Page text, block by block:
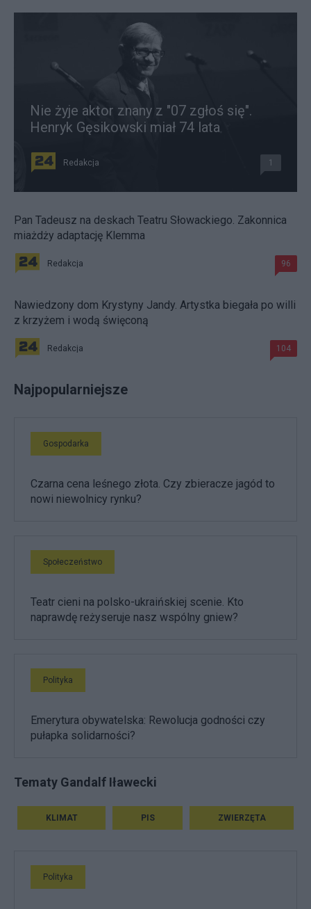
Nie żyje aktor znany z "07 zgłoś się".
Henryk Gęsikowski miał 74 lata
Redakcja 1
Pan Tadeusz na deskach Teatru Słowackiego. Zakonnica
miażdży adaptację Klemma
Redakcja 96
Nawiedzony dom Krystyny Jandy. Artystka biegała po willi
z krzyżem i wodą święconą
Redakcja 104
Najpopularniejsze
Gospodarka
Czarna cena leśnego złota. Czy zbieracze jagód to
nowi niewolnicy rynku?
Społeczeństwo
Teatr cieni na polsko-ukraińskiej scenie. Kto
naprawdę reżyseruje nasz wspólny gniew?
Polityka
Emerytura obywatelska: Rewolucja godności czy
pułapka solidarności?
Tematy Gandalf Iławecki
KLIMAT PIS ZWIERZĘTA
Polityka